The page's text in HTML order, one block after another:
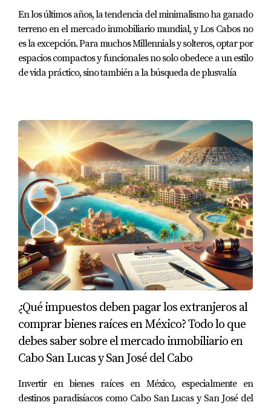
tiempo de residencia. Esto les permitió ahorrar miles
de pesos en impuestos y utilizar ese dinero para
comprar su nueva casa.
Estudio de Caso 2: El Sr. González
contratar a un agente inmobiliario debido a las
comisiones altas. Sin embargo, después de
analizarlo con Yolanda Ramos, comprendió que un
agente podría ayudarle a obtener un mejor precio
por su propiedad y manejar todos los trámites
legales necesarios. Al final, decidió contratar sus
servicios y logró vender su departamento
rápidamente por un precio superior al esperado.
Estudio de Caso 3: La Sra. López
La Sra. López tenía dudas sobre los pagos
pendientes por servicios e impuestos prediales antes
de vender su casa. Temía que esto pudiera
complicar la venta. Gracias a la asesoría de Yolanda
Ramos, pudo regularizar sus cuentas antes del cierre
En los últimos años, la tendencia del minimalismo ha ganado
terreno en el mercado inmobiliario mundial, y Los Cabos no
es la excepción. Para muchos Millennials y solteros, optar por
espacios compactos y funcionales no solo obedece a un estilo
de vida práctico, sino también a la búsqueda de plusvalía
¿Qué impuestos deben pagar los extranjeros al
comprar bienes raíces en México? Todo lo que
debes saber sobre el mercado inmobiliario en
Cabo San Lucas y San José del Cabo
Invertir en bienes raíces en México, especialmente en
destinos paradisíacos como Cabo San Lucas y San José del